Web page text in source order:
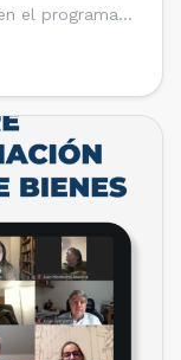
el programa
Así, se